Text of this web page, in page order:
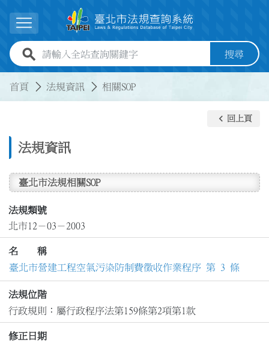
展開選單
全站查詢關鍵字欄位 搜尋
首頁 法規資訊 相關SOP
法規資訊
keyboard_arrow_left 回上頁
臺北市法規相關SOP
法規類號
北市12－03－2003
名 稱
臺北市營建工程空氣污染防制費徵收作業程序 第 3 條
法規位階
行政規則：屬行政程序法第159條第2項第1款
修正日期